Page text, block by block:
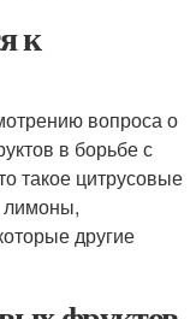
к
вопроса о
в борьбе с
такое цитрусовые
лимоны,
другие